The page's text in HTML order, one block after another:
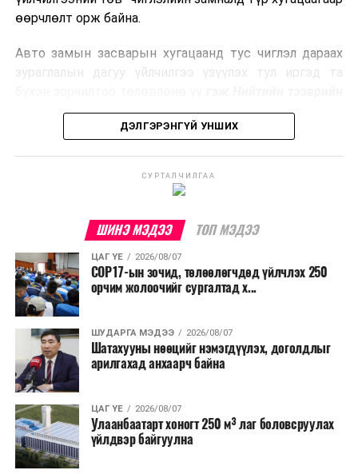
боловсруулах үйлдвэрүүдээр дулаан, цахилгаан
Ийнхүү лаг хатаах, шатаах технологийг лагийн
улсад өргөн ашиглаж байна.
өөрчлөлт орж байна.
Авто замын засварын хугацаанд тус чиглэл дараах
зураглалын дагуу үйлчилгээ үзүүлэх тул иргэд та
бодлогын газраас мэдээллээ.
ДЭЛГЭРЭНГҮЙ УНШИХ
СУРТАЛЧИЛГАА
ШИНЭ МЭДЭЭ ТОП МЭДЭЭ
ЦАГ ҮЕ 2026/08/07
COP17-ын зочид, төлөөлөгчдөд үйлчлэх 250
орчим жолоочийг сургалтад х...
ШУДАРГА МЭДЭЭ 2026/08/07
Шатахууны нөөцийг нэмэгдүүлэх, доголдлыг
арилгахад анхаарч байна
ЦАГ ҮЕ 2026/08/07
Улаанбаатарт хоногт 250 м³ лаг боловсруулах
үйлдвэр байгуулна